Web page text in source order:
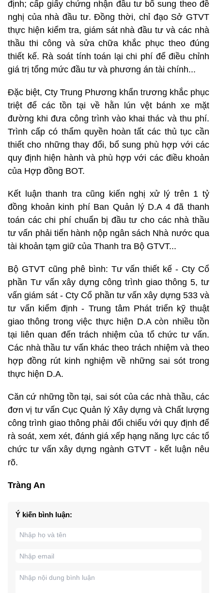
định; cấp giấy chứng nhận đầu tư bổ sung theo đề
nghị của nhà đầu tư. Đồng thời, chỉ đạo Sở GTVT
thực hiện kiểm tra, giám sát nhà đầu tư và các nhà
thầu thi công và sửa chữa khắc phục theo đúng
thiết kế. Rà soát tính toán lại chi phí để điều chỉnh
giá trị tổng mức đầu tư và phương án tài chính...
Đặc biệt, Cty Trung Phương khẩn trương khắc phục
triệt để các tồn tại về hằn lún vệt bánh xe mặt
đường khi đưa công trình vào khai thác và thu phí.
Trình cấp có thẩm quyền hoàn tất các thủ tục cần
thiết cho những thay đổi, bổ sung phù hợp với các
quy định hiện hành và phù hợp với các điều khoản
của Hợp đồng BOT.
Kết luận thanh tra cũng kiến nghị xử lý trên 1 tỷ
đồng khoản kinh phí Ban Quản lý D.A 4 đã thanh
toán các chi phí chuẩn bị đầu tư cho các nhà thầu
tư vấn phải tiến hành nộp ngân sách Nhà nước qua
tài khoản tạm giữ của Thanh tra Bộ GTVT...
Bộ GTVT cũng phê bình: Tư vấn thiết kế - Cty Cổ
phần Tư vấn xây dựng công trình giao thông 5, tư
vấn giám sát - Cty Cổ phần tư vấn xây dựng 533 và
tư vấn kiểm định - Trung tâm Phát triển kỹ thuật
giao thông trong việc thực hiện D.A còn nhiều tồn
tại liên quan đến trách nhiệm của tổ chức tư vấn.
Các nhà thầu tư vấn khác theo trách nhiệm và theo
hợp đồng rút kinh nghiệm về những sai sót trong
thực hiện D.A.
Căn cứ những tồn tại, sai sót của các nhà thầu, các
đơn vị tư vấn Cục Quản lý Xây dựng và Chất lượng
công trình giao thông phải đối chiếu với quy định để
rà soát, xem xét, đánh giá xếp hạng năng lực các tổ
chức tư vấn xây dựng ngành GTVT - kết luận nêu
rõ.
Tràng An
Ý kiến bình luận: